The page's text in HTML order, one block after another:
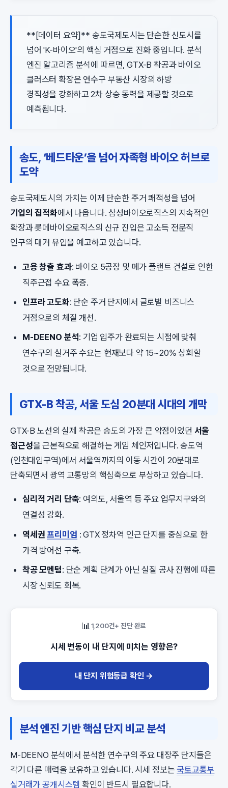
**[데이터 요약]** 송도국제도시는 단순한 신도시를
넘어 'K-바이오'의 핵심 거점으로 진화 중입니다. 분석
엔진 알고리즘 분석에 따르면, GTX-B 착공과 바이오
클러스터 확장은 연수구 부동산 시장의 하방
경직성을 강화하고 2차 상승 동력을 제공할 것으로
예측됩니다.
송도, ‘베드타운’을 넘어 자족형 바이오 허브로
도약
송도국제도시의 가치는 이제 단순한 주거 쾌적성을 넘어
기업의 집적화에서 나옵니다. 삼성바이오로직스의 지속적인
확장과 롯데바이오로직스의 신규 진입은 고소득 전문직
인구의 대거 유입을 예고하고 있습니다.
고용 창출 효과: 바이오 5공장 및 메가 플랜트 건설로 인한
직주근접 수요 폭증.
인프라 고도화: 단순 주거 단지에서 글로벌 비즈니스
거점으로의 체질 개선.
M-DEENO 분석: 기업 입주가 완료되는 시점에 맞춰
연수구의 실거주 수요는 현재보다 약 15~20% 상회할
것으로 전망됩니다.
GTX-B 착공, 서울 도심 20분대 시대의 개막
GTX-B 노선의 실제 착공은 송도의 가장 큰 약점이었던 서울
접근성을 근본적으로 해결하는 게임 체인저입니다. 송도역
(인천대입구역)에서 서울역까지의 이동 시간이 20분대로
단축되면서 광역 교통망의 핵심축으로 부상하고 있습니다.
심리적 거리 단축: 여의도, 서울역 등 주요 업무지구와의
연결성 강화.
역세권프리미엄 : GTX 정차역 인근 단지를 중심으로 한
가격 방어선 구축.
착공 모멘텀: 단순 계획 단계가 아닌 실질 공사 진행에 따른
시장 신뢰도 회복.
📊 1,200건+ 진단 완료
시세 변동이 내 단지에 미치는 영향은?
내 단지 위험등급 확인 →
분석 엔진 기반 핵심 단지 비교 분석
M-DEENO 분석에서 분석한 연수구의 주요 대장주 단지들은
각기 다른 매력을 보유하고 있습니다. 시세 정보는국토교통부
실거래가 공개시스템 확인이 반드시 필요합니다.